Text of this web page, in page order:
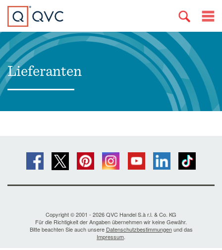
Lieferanten
Copyright © 2001 - 2026 QVC Handel S.à r.l. & Co. KG
Für die Richtigkeit der Angaben übernehmen wir keine Gewähr.
Bitte beachten Sie auch unsere Datenschutzbestimmungenund das
Impressum.